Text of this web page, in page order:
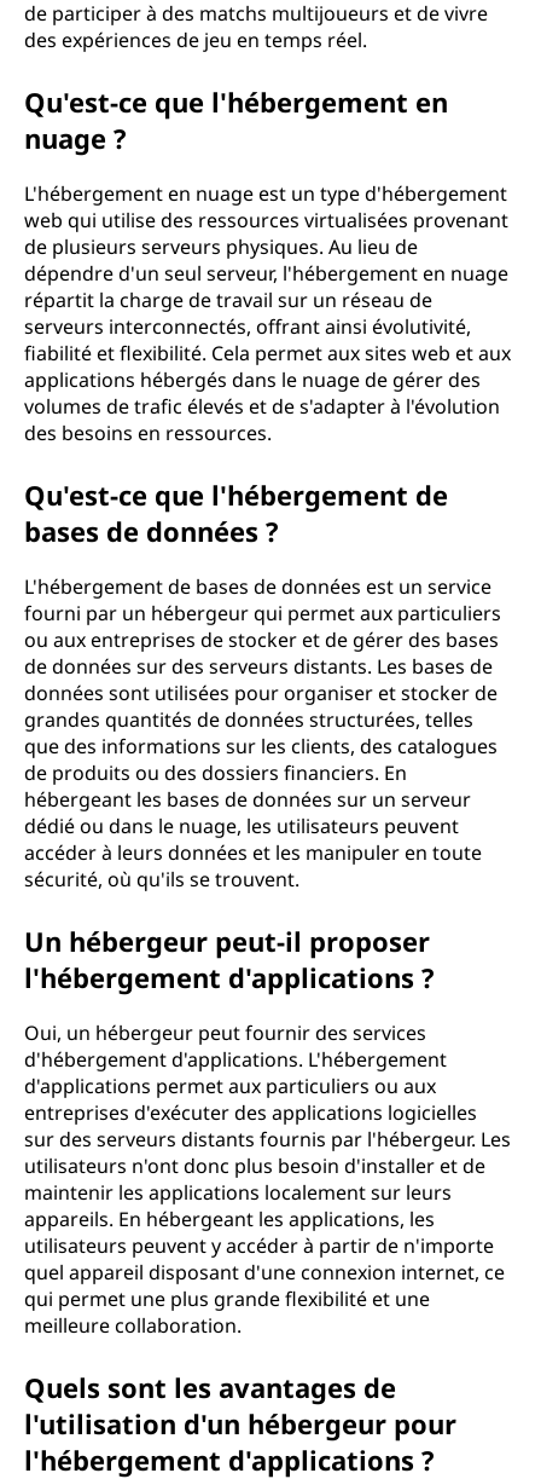
de participer à des matchs multijoueurs et de vivre
des expériences de jeu en temps réel.
Qu'est-ce que l'hébergement en
nuage ?
L'hébergement en nuage est un type d'hébergement
web qui utilise des ressources virtualisées provenant
de plusieurs serveurs physiques. Au lieu de
dépendre d'un seul serveur, l'hébergement en nuage
répartit la charge de travail sur un réseau de
serveurs interconnectés, offrant ainsi évolutivité,
fiabilité et flexibilité. Cela permet aux sites web et aux
applications hébergés dans le nuage de gérer des
volumes de trafic élevés et de s'adapter à l'évolution
des besoins en ressources.
Qu'est-ce que l'hébergement de
bases de données ?
L'hébergement de bases de données est un service
fourni par un hébergeur qui permet aux particuliers
ou aux entreprises de stocker et de gérer des bases
de données sur des serveurs distants. Les bases de
données sont utilisées pour organiser et stocker de
grandes quantités de données structurées, telles
que des informations sur les clients, des catalogues
de produits ou des dossiers financiers. En
hébergeant les bases de données sur un serveur
dédié ou dans le nuage, les utilisateurs peuvent
accéder à leurs données et les manipuler en toute
sécurité, où qu'ils se trouvent.
Un hébergeur peut-il proposer
l'hébergement d'applications ?
Oui, un hébergeur peut fournir des services
d'hébergement d'applications. L'hébergement
d'applications permet aux particuliers ou aux
entreprises d'exécuter des applications logicielles
sur des serveurs distants fournis par l'hébergeur. Les
utilisateurs n'ont donc plus besoin d'installer et de
maintenir les applications localement sur leurs
appareils. En hébergeant les applications, les
utilisateurs peuvent y accéder à partir de n'importe
quel appareil disposant d'une connexion internet, ce
qui permet une plus grande flexibilité et une
meilleure collaboration.
Quels sont les avantages de
l'utilisation d'un hébergeur pour
l'hébergement d'applications ?